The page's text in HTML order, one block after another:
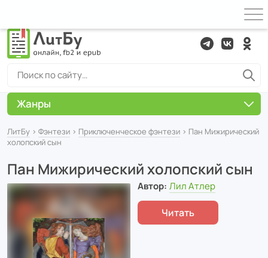
ЛитБу › Фэнтези › Приключенческое фэнтези › Пан Мижирический
холопский сын
Пан Мижирический холопский сын
Автор: Лил Атлер
Читать
Жанры